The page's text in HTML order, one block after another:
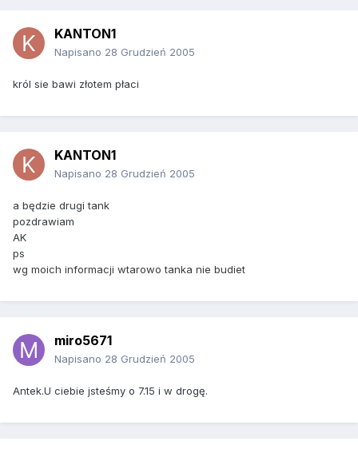
KANTON1
Napisano 28 Grudzień 2005
król sie bawi złotem płaci
KANTON1
Napisano 28 Grudzień 2005
a będzie drugi tank
pozdrawiam
AK
ps
wg moich informacji wtarowo tanka nie budiet
miro5671
Napisano 28 Grudzień 2005
Antek.U ciebie jsteśmy o 7.15 i w drogę.